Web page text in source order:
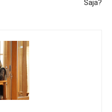
Saja?